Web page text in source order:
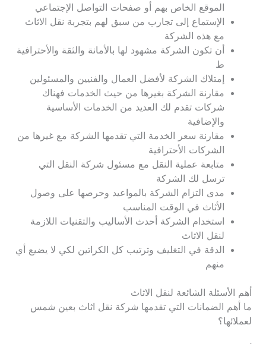
الموقع الخاص بهم أو صفحات التواصل الإجتماعي
الإستماع إلى تجارب من سبق لهم بتجربة نقل الاثاث
مع هذه الشركة
أن تكون الشركة مشهود لها بالأمانة والثقة والأحترافية
ط
إمتلاك الشركة لأفضل العمال والفنيين والمسئولين
مقارنة الشركة بغيرها من حيث الخدمات فهناك
شركات تقدم لك العديد من الخدمات الأساسية
والإضافية
مقارنة سعر الخدمة التي تقدمها الشركة مع غيرها من
الشركات الأحترافية
متابعة عملية النقل مع مسئول شركة النقل التي
ترسل لك الشركة
مدى التزام الشركة بالمواعيد وحرصها على وصول
الأثاث في الوقت المناسب
استخدام الشركة أحدث الأساليب والتقنيات اللازمة
لنقل الاثاث
الدقة في التغليف وترتيب كل الكراتين لكي لا يضيع أي
منهم
أهم الأسئلة الشائعة لنقل الاثاث
ما أهم الضمانات التي تقدمها شركة نقل اثاث بعين شمس
لعملائها؟